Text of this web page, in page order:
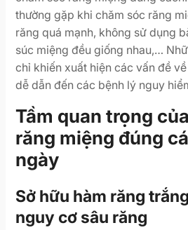
thường gặp khi chăm sóc răng
răng quá mạnh, không sử dụng
súc miệng đều giống nhau,…
chỉ khiến xuất hiện các vấn đề
dễ dẫn đến các bệnh lý nguy
Tầm quan trọng
răng miệng đúng
ngày
Sở hữu hàm răng
nguy cơ sâu răng